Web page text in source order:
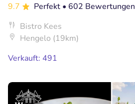
9.7
Perfekt • 602 Bewertungen
Bistro Kees
Hengelo (19km)
Verkauft: 491